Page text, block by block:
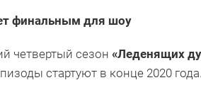
финальным для шоу
четвертый сезон «Леденящих
стартуют в конце 2020 года.